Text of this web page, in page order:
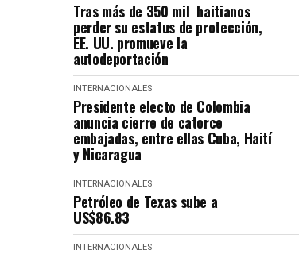
Tras más de 350 mil haitianos
perder su estatus de protección,
EE. UU. promueve la
autodeportación
INTERNACIONALES
Presidente electo de Colombia
anuncia cierre de catorce
embajadas, entre ellas Cuba, Haití
y Nicaragua
INTERNACIONALES
Petróleo de Texas sube a
US$86.83
INTERNACIONALES